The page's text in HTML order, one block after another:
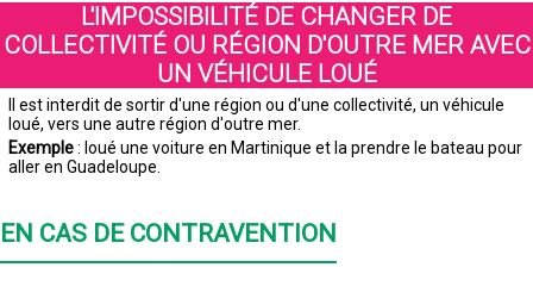
L'IMPOSSIBILITÉ DE CHANGER DE
COLLECTIVITÉ OU RÉGION D'OUTRE MER AVEC
UN VÉHICULE LOUÉ
Il est interdit de sortir d'une région ou d'une collectivité, un véhicule
loué, vers une autre région d'outre mer.
Exemple: loué une voiture en Martinique et la prendre le bateau pour
aller en Guadeloupe.
EN CAS DE CONTRAVENTION